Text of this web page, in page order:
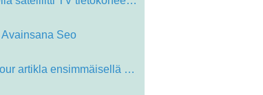
Seo
Get Your artikla ensimmäisellä si…